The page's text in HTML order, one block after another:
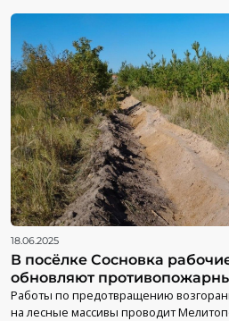
18.06.2025
В посёлке Сосновка
обновляют
Работы по предотвращению
на лесные массивы проводит